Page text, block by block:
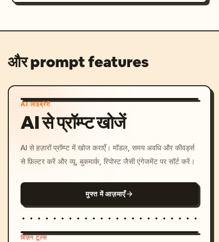
और prompt features
AI लाइब्रेरी
AI से प्रॉम्प्ट खोजें
AI से हज़ारों प्रॉम्प्ट में खोज कराएँ। मॉडल, समय अवधि और कीवर्ड्स
से फ़िल्टर करें और व्यू, बुकमार्क, रिपोस्ट जैसी एंगेजमेंट पर सॉर्ट करें।
मुफ्त में आज़माएँ
विज़न टूल्स